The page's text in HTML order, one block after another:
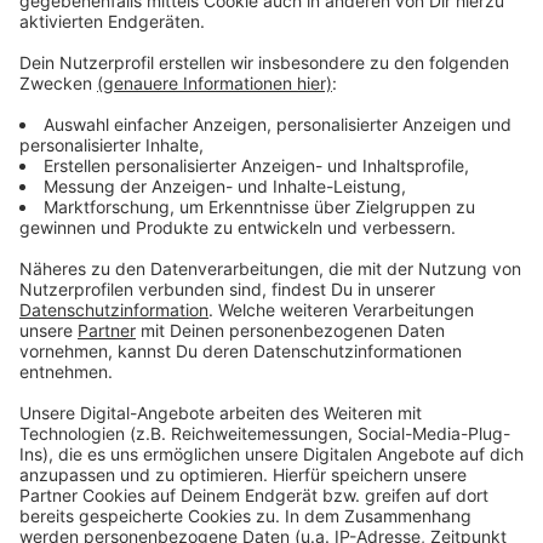
Anzeige
Das zufälligste Wissen der Welt mit Hendrik
Frost
Anzeige
Smartphone und Wikipedia haben die meisten von uns
quasi das sämtliches Wissen der Menschheit ständig
in der Hosentasche. Immerhin gibt es fast 3 Millionen
deutsche Wikipedia-Artikel. Und unser Moderator
alles mal jemand durchliest!'
Anzeige